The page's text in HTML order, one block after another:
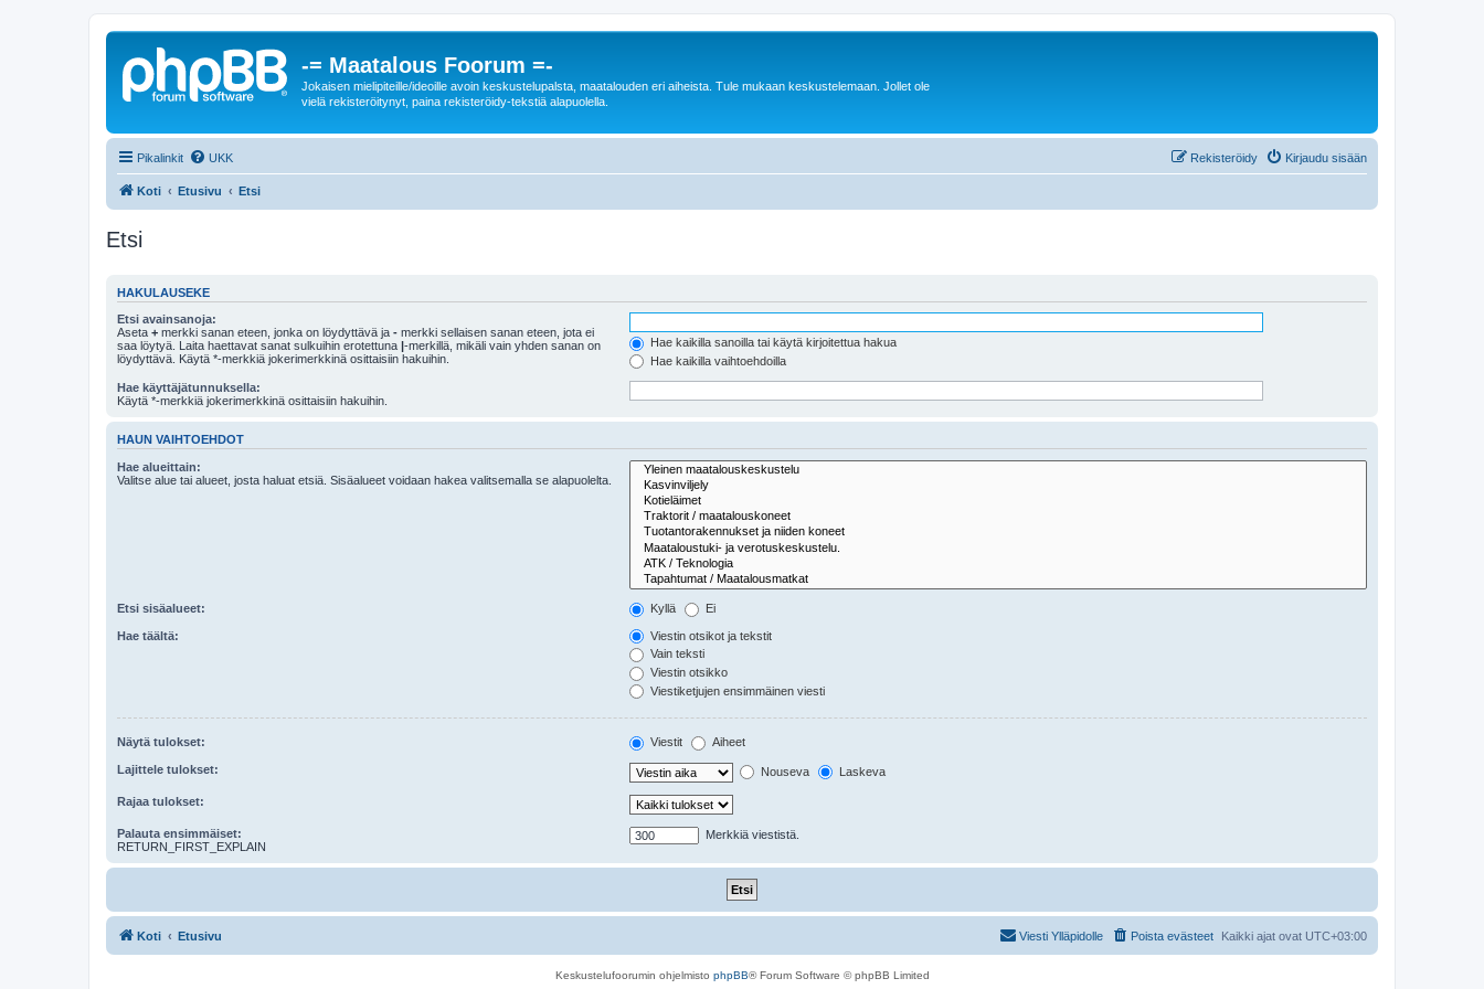
-= Maatalous Foorum =-
Jokaisen mielipiteille/ideoille avoin keskustelupalsta, maatalouden eri aiheista. Tule mukaan keskustelemaan. Jollet ole
vielä rekisteröitynyt, paina rekisteröidy-tekstiä alapuolella.
Pikalinkit UKK Kirjaudu sisään
Rekisteröidy
Koti Etusivu Etsi
Etsi
HAKULAUSEKE
Etsi avainsanoja:
Aseta + merkki sanan eteen, jonka on löydyttävä ja - merkki sellaisen sanan eteen, jota ei
saa löytyä. Laita haettavat sanat sulkuihin erotettuna |-merkillä, mikäli vain yhden sanan on
löydyttävä. Käytä *-merkkiä jokerimerkkinä osittaisiin hakuihin.
Hae kaikilla sanoilla tai käytä kirjoitettua hakua
Hae kaikilla vaihtoehdoilla
Hae käyttäjätunnuksella:
Käytä *-merkkiä jokerimerkkinä osittaisiin hakuihin.
HAUN VAIHTOEHDOT
Hae alueittain:
Valitse alue tai alueet, josta haluat etsiä. Sisäalueet voidaan hakea valitsemalla se alapuolelta.
Etsi sisäalueet: Kyllä Ei
Hae täältä:
Viestin otsikot ja tekstit
Vain teksti
Viestin otsikko
Viestiketjujen ensimmäinen viesti
Näytä tulokset: Viestit Aiheet
Lajittele tulokset: Nouseva Laskeva
Rajaa tulokset:
Palauta ensimmäiset:
RETURN_FIRST_EXPLAIN
Merkkiä viestistä.
Koti Etusivu Kaikki ajat ovat UTC+03:00
Poista evästeet
Viesti Ylläpidolle
Keskustelufoorumin ohjelmisto phpBB® Forum Software © phpBB Limited